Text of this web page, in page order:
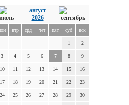
август
2026
втр срд чет пят суб вск
1 2
3 4 5 6 7 8 9
10 11 12 13 14 15 16
17 18 19 20 21 22 23
24 25 26 27 28 29 30